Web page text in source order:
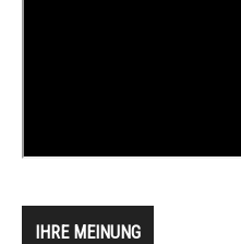
IHRE MEINUNG